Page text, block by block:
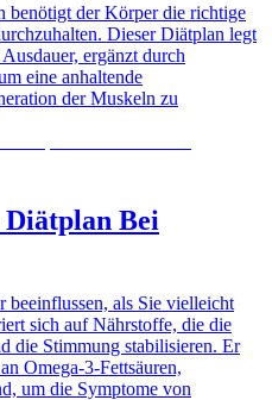
benötigt der Körper die richtige
Dieser Diätplan legt
ergänzt durch
eine anhaltende
der Muskeln zu
Bei
beeinflussen, als Sie vielleicht
sich auf Nährstoffe, die die
die Stimmung stabilisieren. Er
Omega-3-Fettsäuren,
um die Symptome von